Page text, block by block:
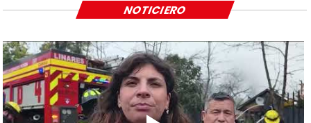
NOTICIERO